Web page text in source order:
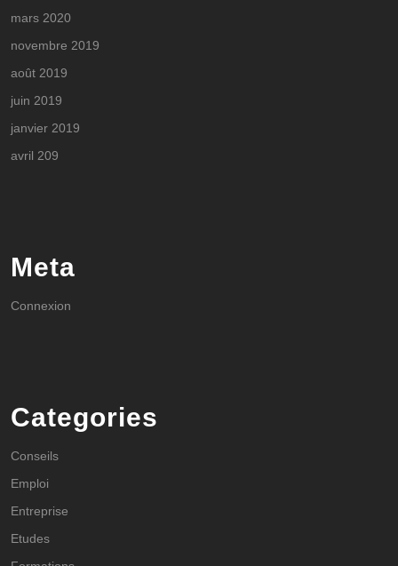
mars 2020
novembre 2019
août 2019
juin 2019
janvier 2019
avril 209
Meta
Connexion
Categories
Conseils
Emploi
Entreprise
Etudes